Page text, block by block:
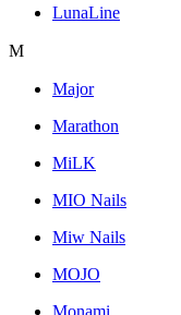
LunaLine
M
Major
Marathon
MiLK
MIO Nails
Miw Nails
MOJO
Monami